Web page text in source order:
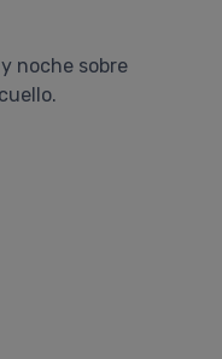
noche sobre